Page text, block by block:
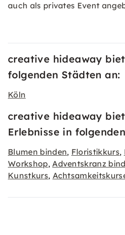
auch als privates Event
creative hideaway
folgenden Städten an:
Köln
creative hideaway
Erlebnisse in
Blumen binden, Floristikkurs,
Workshop,Adventskranz
Kunstkurs,